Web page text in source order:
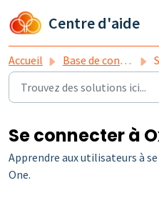
Centre d'aide
Accueil Base de connaissances
Se connecter à
Apprendre aux utilisateurs à
One.